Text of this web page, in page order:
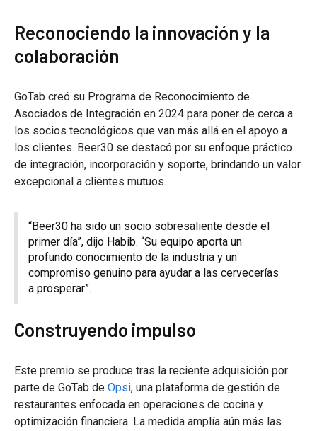
Reconociendo la innovación y la
colaboración
GoTab creó su Programa de Reconocimiento de
Asociados de Integración en 2024 para poner de cerca a
los socios tecnológicos que van más allá en el apoyo a
los clientes. Beer30 se destacó por su enfoque práctico
de integración, incorporación y soporte, brindando un valor
excepcional a clientes mutuos.
“Beer30 ha sido un socio sobresaliente desde el
primer día”, dijo Habib. “Su equipo aporta un
profundo conocimiento de la industria y un
compromiso genuino para ayudar a las cervecerías
a prosperar”.
Construyendo impulso
Este premio se produce tras la reciente adquisición por
parte de GoTab de Opsi, una plataforma de gestión de
restaurantes enfocada en operaciones de cocina y
optimización financiera. La medida amplía aún más las